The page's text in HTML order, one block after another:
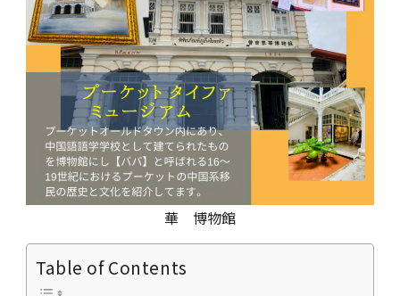
華 博物館
Table of Contents